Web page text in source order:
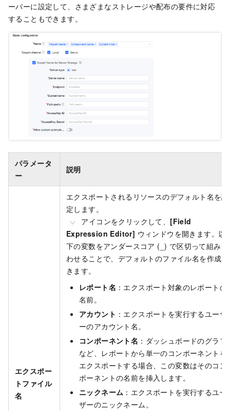
ーバーに設定して、さまざまなストレージや配布の要件に対応
することもできます。
パラメータ
ー
説明
エクスポー
トファイル
名
エクスポートされるリソースのデフォルト名を設
定します。
アイコンをクリックして、 [Field
Expression Editor] ウィンドウを開きます。以
下の変数をアンダースコア (_) で区切って組み合
わせることで、デフォルトのファイル名を作成で
きます。
レポート名 ：エクスポート対象のレポートの
名前。
アカウント ：エクスポートを実行するユーザ
ーのアカウント名。
コンポーネント名 ：ダッシュボードのグラフ
など、レポートから単一のコンポーネントを
エクスポートする場合、この変数はそのコン
ポーネントの名前を挿入します。
ニックネーム ：エクスポートを実行するユー
ザーのニックネーム。